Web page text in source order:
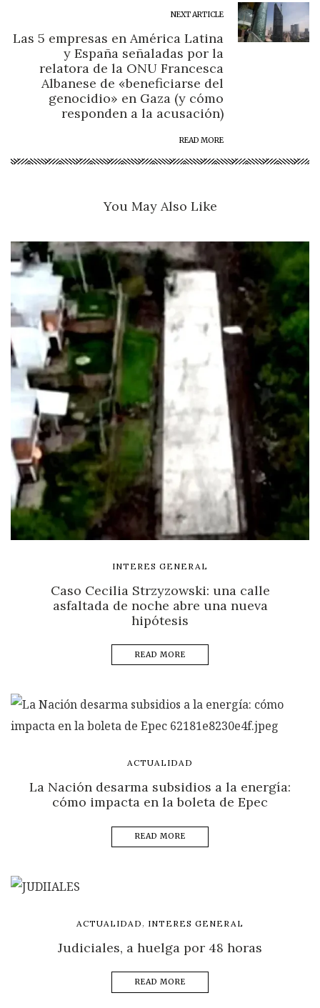
NEXT ARTICLE
Las 5 empresas en América Latina
y España señaladas por la
relatora de la ONU Francesca
Albanese de «beneficiarse del
genocidio» en Gaza (y cómo
responden a la acusación)
READ MORE
You May Also Like
INTERES GENERAL
Caso Cecilia Strzyzowski: una calle
asfaltada de noche abre una nueva
hipótesis
READ MORE
ACTUALIDAD
La Nación desarma subsidios a la energía:
cómo impacta en la boleta de Epec
READ MORE
ACTUALIDAD , INTERES GENERAL
Judiciales, a huelga por 48 horas
READ MORE